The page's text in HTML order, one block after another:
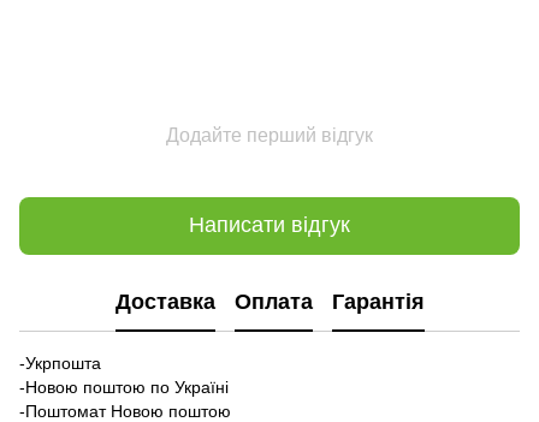
Додайте перший відгук
Написати відгук
Доставка Оплата Гарантія
-Укрпошта
-Новою поштою по Україні
-Поштомат Новою поштою